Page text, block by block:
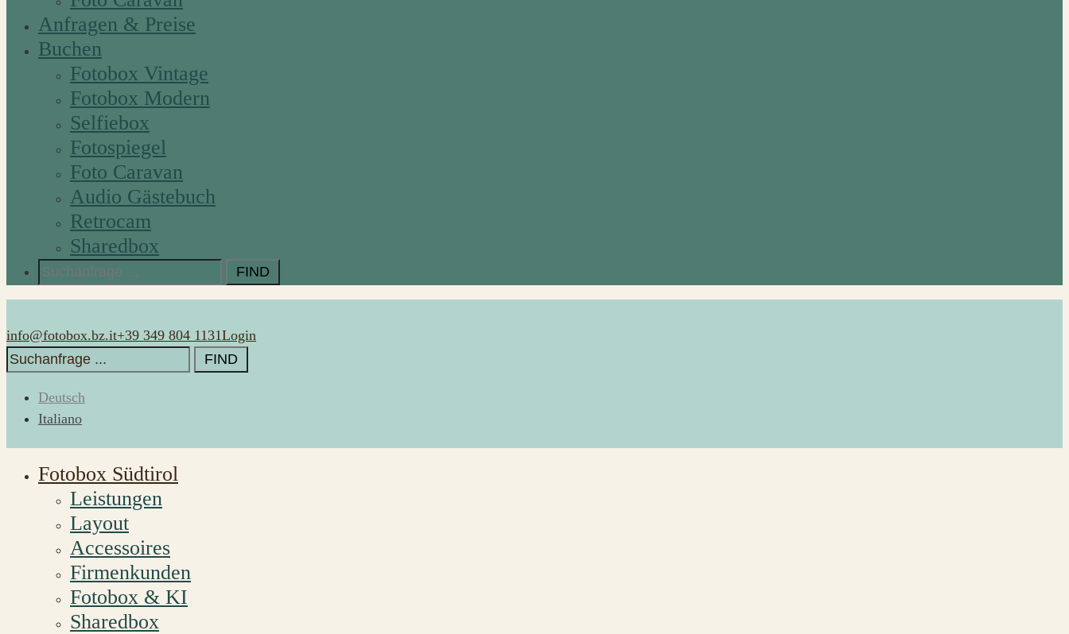
Anfragen & Preise
Buchen
Fotobox Vintage
Fotobox Modern
Selfiebox
Fotospiegel
Foto Caravan
Audio Gästebuch
Retrocam
Sharedbox
Search
for:
info@fotobox.bz.it+39 349 804 1131Login
Search
for:
Deutsch
Italiano
Fotobox Südtirol
Leistungen
Layout
Accessoires
Firmenkunden
Fotobox & KI
Sharedbox